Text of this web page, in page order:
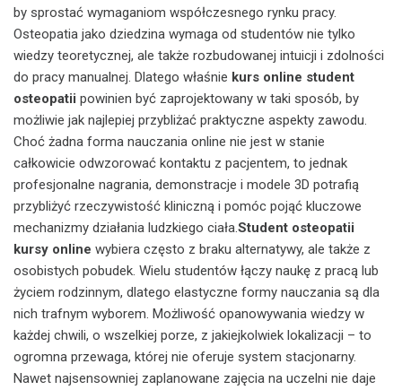
by sprostać wymaganiom współczesnego rynku pracy.
Osteopatia jako dziedzina wymaga od studentów nie tylko
wiedzy teoretycznej, ale także rozbudowanej intuicji i zdolności
do pracy manualnej. Dlatego właśnie kurs online student
osteopatii powinien być zaprojektowany w taki sposób, by
możliwie jak najlepiej przybliżać praktyczne aspekty zawodu.
Choć żadna forma nauczania online nie jest w stanie
całkowicie odwzorować kontaktu z pacjentem, to jednak
profesjonalne nagrania, demonstracje i modele 3D potrafią
przybliżyć rzeczywistość kliniczną i pomóc pojąć kluczowe
mechanizmy działania ludzkiego ciała.Student osteopatii
kursy online wybiera często z braku alternatywy, ale także z
osobistych pobudek. Wielu studentów łączy naukę z pracą lub
życiem rodzinnym, dlatego elastyczne formy nauczania są dla
nich trafnym wyborem. Możliwość opanowywania wiedzy w
każdej chwili, o wszelkiej porze, z jakiejkolwiek lokalizacji – to
ogromna przewaga, której nie oferuje system stacjonarny.
Nawet najsensowniej zaplanowane zajęcia na uczelni nie daje